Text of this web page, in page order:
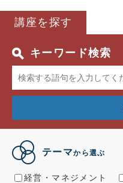
講座を探す
キーワード検索
テーマから選ぶ
経営・マネジメント